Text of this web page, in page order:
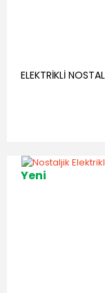
ELEKTRİKLİ
Yeni